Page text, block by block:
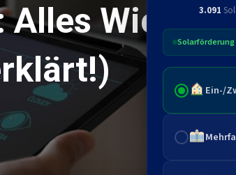
Alles
3.091
Ein-/